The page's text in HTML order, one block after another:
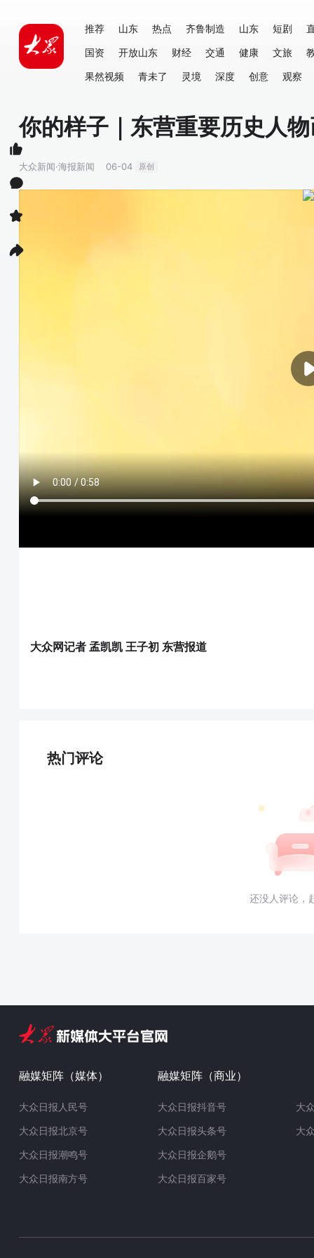
推荐 山东 热点 齐鲁制造 山东 短剧
国资
开放山东 财经 交通 健康 文旅
果然视频
青未了 灵境 深度 创意 观察
你的样子｜东营重要历史人
大众新闻·海报新闻 06-04 原创
大众网记者 孟凯凯 王子初 东营报道
热门评论
还没人评论，
融媒矩阵（媒体）
大众日报人民号
大众日报北京号
大众日报潮鸣号
大众日报南方号
融媒矩阵（商业）
大众日报抖音号
大众日报头条号
大众日报企鹅号
大众日报百家号
大
大